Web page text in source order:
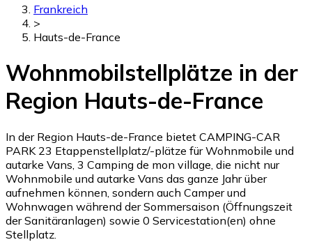
Frankreich
>
Hauts-de-France
Wohnmobilstellplätze in der
Region Hauts-de-France
In der Region Hauts-de-France bietet CAMPING-CAR
PARK 23 Etappenstellplatz/-plätze für Wohnmobile und
autarke Vans, 3 Camping de mon village, die nicht nur
Wohnmobile und autarke Vans das ganze Jahr über
aufnehmen können, sondern auch Camper und
Wohnwagen während der Sommersaison (Öffnungszeit
der Sanitäranlagen) sowie 0 Servicestation(en) ohne
Stellplatz.